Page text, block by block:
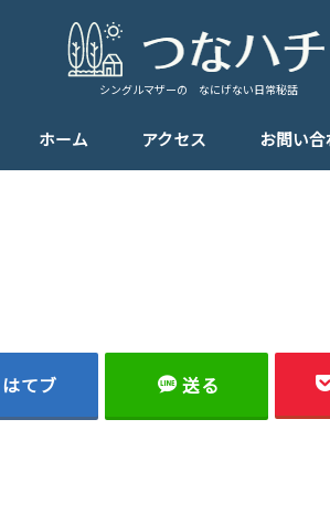
シングルマザーの なにげない日常秘話
ホーム アクセス お問い合
はてブ 送る